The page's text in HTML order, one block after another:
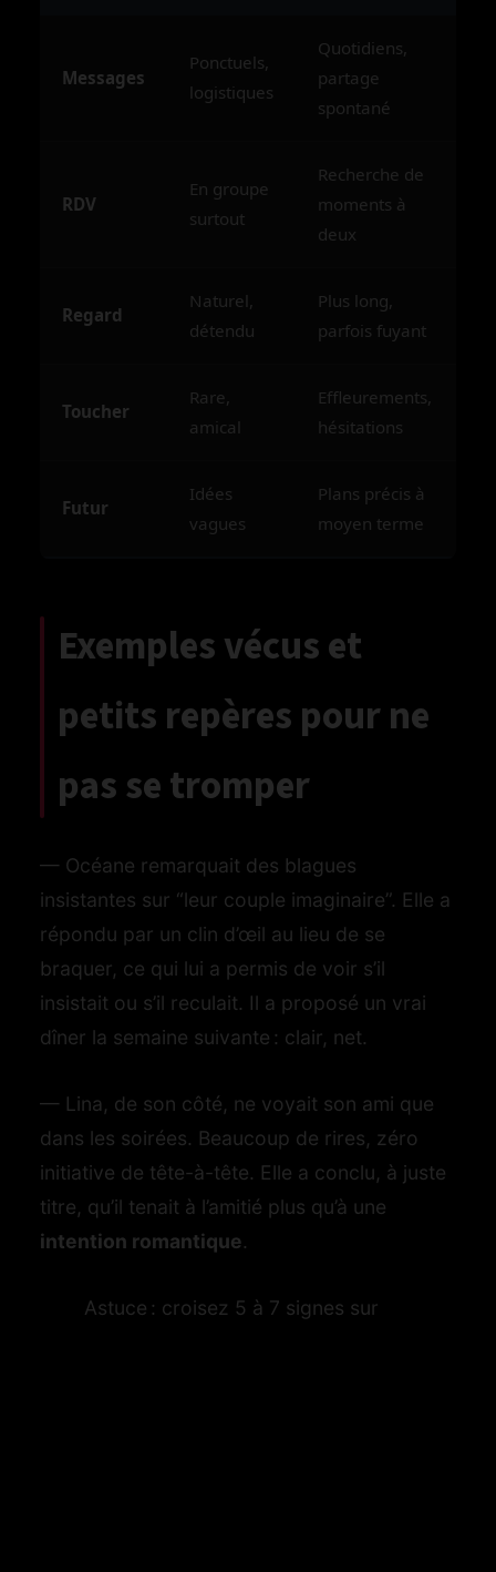
Messages
Ponctuels,
logistiques
Quotidiens,
partage
spontané
RDV
En groupe
surtout
Recherche de
moments à
deux
Regard
Naturel,
détendu
Plus long,
parfois fuyant
Toucher
Rare,
amical
Effleurements,
hésitations
Futur
Idées
vagues
Plans précis à
moyen terme
Exemples vécus et
petits repères pour ne
pas se tromper
— Océane remarquait des blagues
insistantes sur “leur couple imaginaire”. Elle a
répondu par un clin d’œil au lieu de se
braquer, ce qui lui a permis de voir s’il
insistait ou s’il reculait. Il a proposé un vrai
dîner la semaine suivante : clair, net.
— Lina, de son côté, ne voyait son ami que
dans les soirées. Beaucoup de rires, zéro
initiative de tête-à-tête. Elle a conclu, à juste
titre, qu’il tenait à l’amitié plus qu’à une
intention romantique.
Astuce : croisez 5 à 7 signes sur